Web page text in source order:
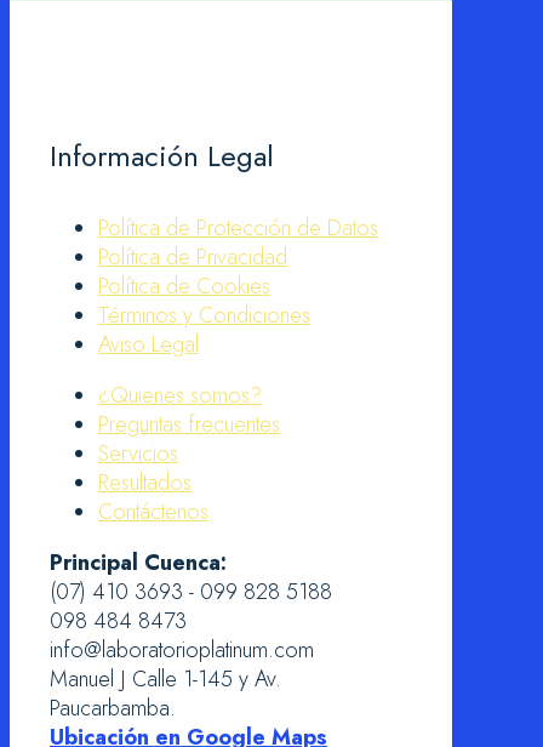
Información Legal
Política de Protección de Datos
Política de Privacidad
Política de Cookies
Términos y Condiciones
Aviso Legal
¿Quienes somos?
Preguntas frecuentes
Servicios
Resultados
Contáctenos
Principal Cuenca:
(07) 410 3693 - 099 828 5188
098 484 8473
info@laboratorioplatinum.com
Manuel J Calle 1-145 y Av.
Paucarbamba.
Ubicación en Google Maps